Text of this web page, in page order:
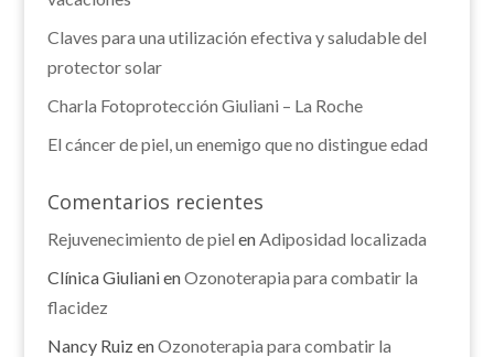
Claves para una utilización efectiva y saludable del
protector solar
Charla Fotoprotección Giuliani – La Roche
El cáncer de piel, un enemigo que no distingue edad
Comentarios recientes
Rejuvenecimiento de piel enAdiposidad localizada
Clínica GiulianienOzonoterapia para combatir la
flacidez
Nancy RuizenOzonoterapia para combatir la